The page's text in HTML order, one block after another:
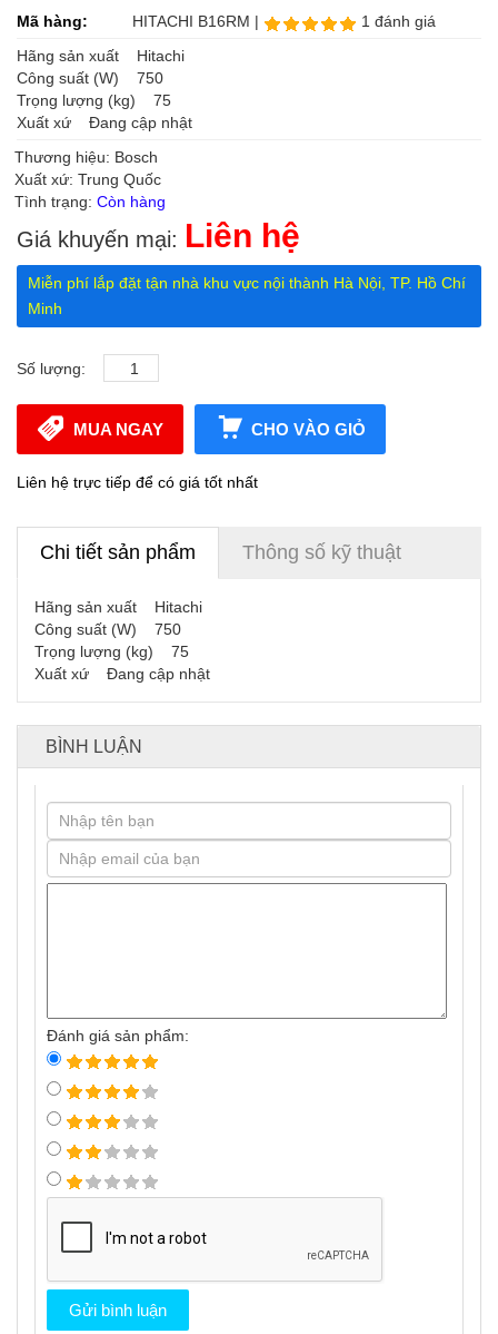
Mã hàng: HITACHI B16RM |
1 đánh giá
Hãng sản xuất Hitachi
Công suất (W) 750
Trọng lượng (kg) 75
Xuất xứ Đang cập nhật
Thương hiệu: Bosch
Xuất xứ: Trung Quốc
Tình trạng: Còn hàng
Giá khuyến mại: Liên hệ
Miễn phí lắp đặt tận nhà khu vực nội thành Hà Nội, TP. Hồ Chí
Minh
Số lượng:
MUA NGAY CHO VÀO GIỎ
Liên hệ trực tiếp để có giá tốt nhất
Chi tiết sản phẩm Thông số kỹ thuật
Hãng sản xuất Hitachi
Công suất (W) 750
Trọng lượng (kg) 75
Xuất xứ Đang cập nhật
BÌNH LUẬN
Đánh giá sản phẩm: